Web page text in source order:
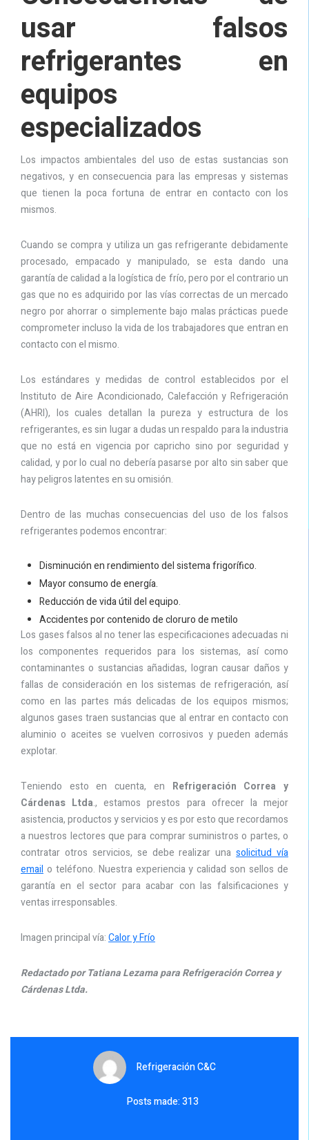
usar falsos
refrigerantes en
equipos
especializados
Los impactos ambientales del uso de estas sustancias son
negativos, y en consecuencia para las empresas y sistemas
que tienen la poca fortuna de entrar en contacto con los
mismos.
Cuando se compra y utiliza un gas refrigerante debidamente
procesado, empacado y manipulado, se esta dando una
garantía de calidad a la logística de frío, pero por el contrario un
gas que no es adquirido por las vías correctas de un mercado
negro por ahorrar o simplemente bajo malas prácticas puede
comprometer incluso la vida de los trabajadores que entran en
contacto con el mismo.
Los estándares y medidas de control establecidos por el
Instituto de Aire Acondicionado, Calefacción y Refrigeración
(AHRI), los cuales detallan la pureza y estructura de los
refrigerantes, es sin lugar a dudas un respaldo para la industria
que no está en vigencia por capricho sino por seguridad y
calidad, y por lo cual no debería pasarse por alto sin saber que
hay peligros latentes en su omisión.
Dentro de las muchas consecuencias del uso de los falsos
refrigerantes podemos encontrar:
Disminución en rendimiento del sistema frigorífico.
Mayor consumo de energía.
Reducción de vida útil del equipo.
Accidentes por contenido de cloruro de metilo
Los gases falsos al no tener las especificaciones adecuadas ni
los componentes requeridos para los sistemas, así como
contaminantes o sustancias añadidas, logran causar daños y
fallas de consideración en los sistemas de refrigeración, así
como en las partes más delicadas de los equipos mismos;
algunos gases traen sustancias que al entrar en contacto con
aluminio o aceites se vuelven corrosivos y pueden además
explotar.
Teniendo esto en cuenta, en Refrigeración Correa y
Cárdenas Ltda., estamos prestos para ofrecer la mejor
asistencia, productos y servicios y es por esto que recordamos
a nuestros lectores que para comprar suministros o partes, o
contratar otros servicios, se debe realizar unasolicitud vía
email o teléfono. Nuestra experiencia y calidad son sellos de
garantía en el sector para acabar con las falsificaciones y
ventas irresponsables.
Imagen principal vía:Calor y Frío
Redactado por Tatiana Lezama para Refrigeración Correa y
Cárdenas Ltda.
Refrigeración C&C
Posts made: 313